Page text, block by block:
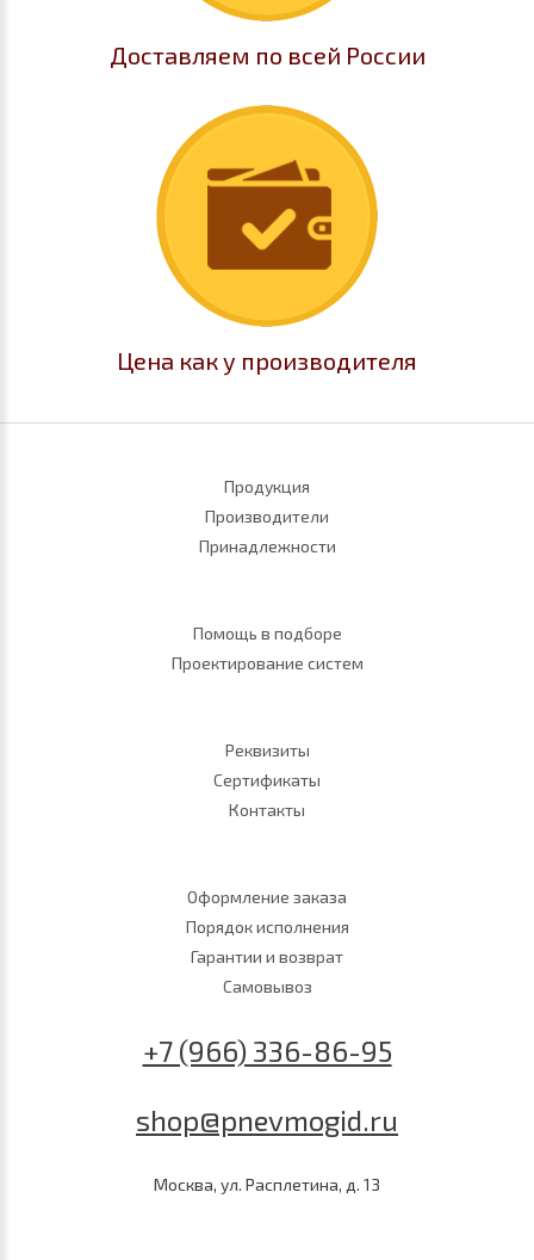
Доставляем по всей России
Цена как у производителя
Продукция
Производители
Принадлежности
Помощь в подборе
Проектирование систем
Реквизиты
Сертификаты
Контакты
Оформление заказа
Порядок исполнения
Гарантии и возврат
Самовывоз
+7 (966) 336-86-95
shop@pnevmogid.ru
Москва, ул. Расплетина, д. 13